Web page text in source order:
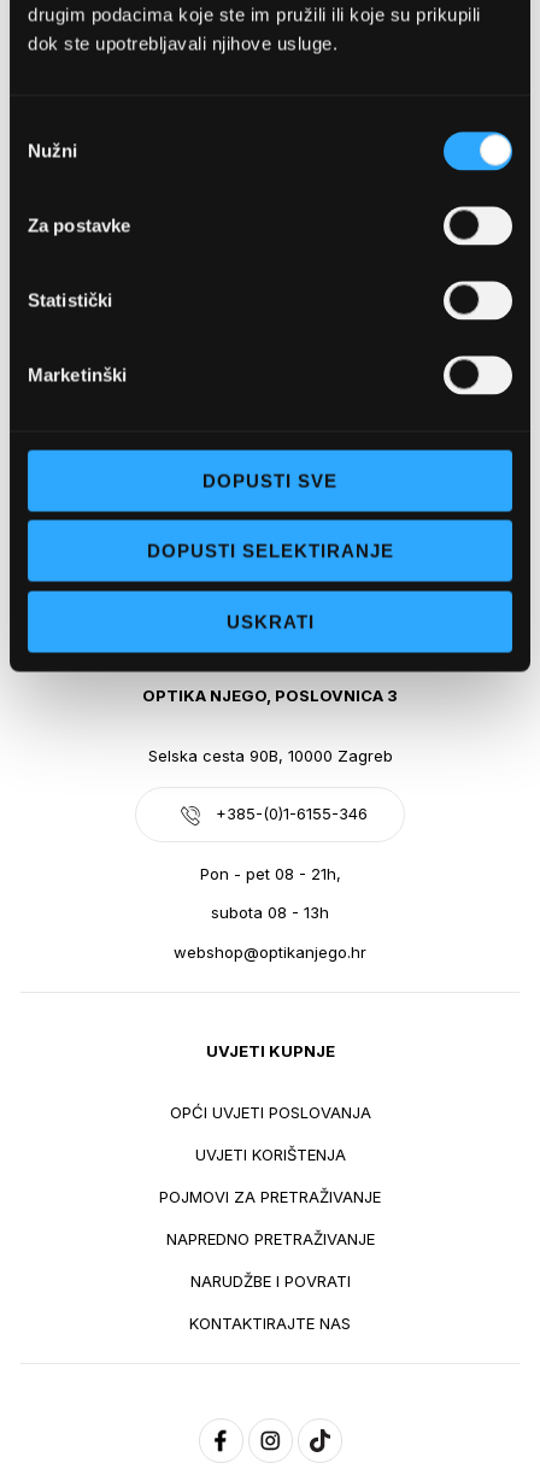
drugim podacima koje ste im pružili ili koje su prikupili
dok ste upotrebljavali njihove usluge.
pristanka
Nužni
Za postavke
Statistički
Marketinški
DOPUSTI SVE
DOPUSTI SELEKTIRANJE
USKRATI
OPTIKA NJEGO, POSLOVNICA 1
Pon - pet: 07 - 21h,
Sub: 07-21h
webshop@optikanjego.hr
OPTIKA NJEGO, POSLOVNICA 3
Selska cesta 90B, 10000 Zagreb
+385-(0)1-6155-346
Pon - pet 08 - 21h,
subota 08 - 13h
webshop@optikanjego.hr
UVJETI KUPNJE
OPĆI UVJETI POSLOVANJA
UVJETI KORIŠTENJA
POJMOVI ZA PRETRAŽIVANJE
NAPREDNO PRETRAŽIVANJE
NARUDŽBE I POVRATI
KONTAKTIRAJTE NAS